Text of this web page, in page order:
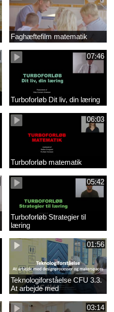
Faghæftefilm matematik
07:46
Turboforløb Dit liv, din læring
06:03
Turboforløb matematik
05:42
Turboforløb Strategier til
læring
01:56
Teknologiforståelse CFU 3.3.
At arbejde med
designprocesser og
makerspaces
03:14